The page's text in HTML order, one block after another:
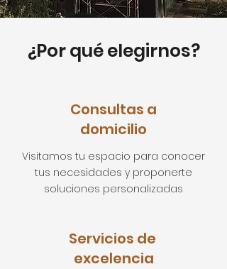
¿Por qué elegirnos?
Consultas a
domicilio
Visitamos tu espacio para conocer
tus necesidades y proponerte
soluciones personalizadas
Servicios de
excelencia